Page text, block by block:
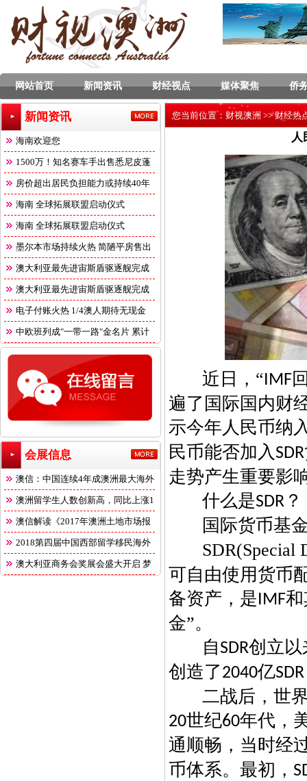
网站首页 新闻资讯 财经视点 媒体聚焦 侨
新闻资讯
海南欢迎您
1500万！知名赛车手出售悉尼皮蓬
角 房价超出居民负担能力或持续40年
海南 全球拓展联盟启动仪式
海南 全球拓展联盟启动仪式
墨尔本市场持续火热 简陋平房售出
澳大利亚最先进宙斯盾驱逐舰完成
澳大利亚最先进宙斯盾驱逐舰完成
电子付账火热 1/4澳人期待无现金
中欧班列成"一带一路"金名片 累计
会展信息
澳信：中国连续4年成澳洲最大海外
澳洲留学生人数创新高，同比上涨1
澳信解读《2017年澳洲土地市场报
2018第四届中国西部留学移民海外
澳大利亚商务会奖展会盛大开启 梦
您当前位置： 财视澳洲 >>财经热
人
近日，“IMF
遍了国际国内财
示今年人民币纳
民币能否加入SDR
走势产生重要影
什么是SDR ？
国际货币基
SDR(Special
可自由使用货币
备资产，是IMF
金”。
自SDR创立以
创造了2040亿SDR
二战后，世
20世纪60年代，
通顺畅，当时经
币体系。最初，